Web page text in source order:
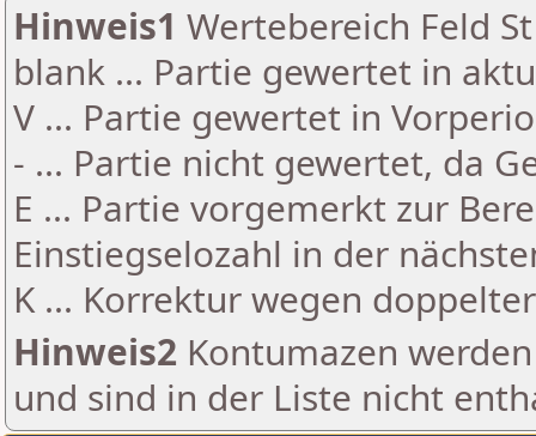
Hinweis1 Wertebereich Feld
blank ... Partie gewertet in
V ... Partie gewertet in
- ... Partie nicht gewertet, da
E ... Partie vorgemerkt zur
Einstiegselozahl in der
K ... Korrektur wegen
Hinweis2 Kontumazen
und sind in der Liste nicht